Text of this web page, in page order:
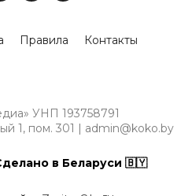
Правила Контакты
УНП 193758791
1, пом. 301 | admin@koko.by
в Беларуси 🇧🇾